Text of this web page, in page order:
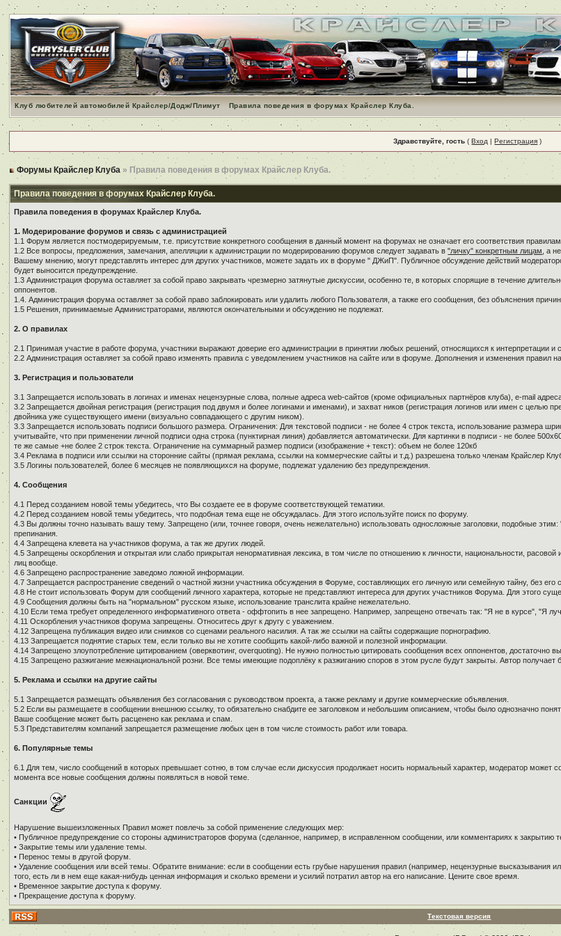
Клуб любителей автомобилей Крайслер/Додж/Плимут Правила поведения в форумах Крайслер Клуба.
Здравствуйте, гость (Вход |Регистрация )
Форумы Крайслер Клуба » Правила поведения в форумах Крайслер Клуба.
Правила поведения в форумах Крайслер Клуба.
Правила поведения в форумах Крайслер Клуба.
1. Модерирование форумов и связь с администрацией
1.1 Форум является постмодерируемым, т.е. присутствие конкретного сообщения в данный момент на форумах не означает его соответствия правилам.
1.2 Все вопросы, предложения, замечания, апелляции к администрации по модерированию форумов следует задавать в"личку" конкретным лицам , а
Вашему мнению, могут представлять интерес для других участников, можете задать их в форуме " ДЖиП". Публичное обсуждение действий
будет выносится предупреждение.
1.3 Администрация форума оставляет за собой право закрывать чрезмерно затянутые дискуссии, особенно те, в которых спорящие в течение
оппонентов.
1.4. Администрация форума оставляет за собой право заблокировать или удалить любого Пользователя, а также его сообщения, без объяснения причин.
1.5 Решения, принимаемые Администраторами, являются окончательными и обсуждению не подлежат.
2. О правилах
2.1 Принимая участие в работе форума, участники выражают доверие его администрации в принятии любых решений, относящихся к интерпретации
2.2 Администрация оставляет за собой право изменять правила с уведомлением участников на сайте или в форуме. Дополнения и изменения правил
3. Регистрация и пользователи
3.1 Запрещается использовать в логинах и именах нецензурные слова, полные адреса web-сайтов (кроме официальных партнёров клуба), e-mail адреса
3.2 Запрещается двойная регистрация (регистрация под двумя и более логинами и именами), и захват ников (регистрация логинов или имен с целью
двойника уже существующего имени (визуально совпадающего с другим ником).
3.3 Запрещается использовать подписи большого размера. Ограничения: Для текстовой подписи - не более 4 строк текста, использование размера
учитывайте, что при применении личной подписи одна строка (пунктирная линия) добавляется автоматически. Для картинки в подписи - не более
те же самые +не более 2 строк текста. Ограничение на суммарный размер подписи (изображение + текст): объем не более 120кб
3.4 Реклама в подписи или ссылки на сторонние сайты (прямая реклама, ссылки на коммерческие сайты и т.д.) разрешена только членам Крайслер
3.5 Логины пользователей, более 6 месяцев не появляющихся на форуме, подлежат удалению без предупреждения.
4. Сообщения
4.1 Перед созданием новой темы убедитесь, что Вы создаете ее в форуме соответствующей тематики.
4.2 Перед созданием новой темы убедитесь, что подобная тема еще не обсуждалась. Для этого используйте поиск по форуму.
4.3 Вы должны точно называть вашу тему. Запрещено (или, точнее говоря, очень нежелательно) использовать односложные заголовки, подобные
препинания.
4.4 Запрещена клевета на участников форума, а так же других людей.
4.5 Запрещены оскорбления и открытая или слабо прикрытая ненормативная лексика, в том числе по отношению к личности, национальности,
лиц вообще.
4.6 Запрещено распространение заведомо ложной информации.
4.7 Запрещается распространение сведений о частной жизни участника обсуждения в Форуме, составляющих его личную или семейную тайну, без его
4.8 Не стоит использовать Форум для сообщений личного характера, которые не представляют интереса для других участников Форума. Для этого
4.9 Сообщения должны быть на "нормальном" русском языке, использование транслита крайне нежелательно.
4.10 Если тема требует определенного информативного ответа - оффтопить в нее запрещено. Например, запрещено отвечать так: "Я не в курсе", "Я
4.11 Оскорбления участников форума запрещены. Относитесь друг к другу с уважением.
4.12 Запрещена публикация видео или снимков со сценами реального насилия. А так же ссылки на сайты содержащие порнографию.
4.13 Запрещается поднятие старых тем, если только вы не хотите сообщить какой-либо важной и полезной информации.
4.14 Запрещено злоупотребление цитированием (оверквотинг, overquoting). Не нужно полностью цитировать сообщения всех оппонентов, достаточно
4.15 Запрещено разжигание межнациональной розни. Все темы имеющие подоплёку к разжиганию споров в этом русле будут закрыты. Автор получает
5. Реклама и ссылки на другие сайты
5.1 Запрещается размещать объявления без согласования с руководством проекта, а также рекламу и другие коммерческие объявления.
5.2 Если вы размещаете в сообщении внешнюю ссылку, то обязательно снабдите ее заголовком и небольшим описанием, чтобы было однозначно
Ваше сообщение может быть расценено как реклама и спам.
5.3 Представителям компаний запрещается размещение любых цен в том числе стоимость работ или товара.
6. Популярные темы
6.1 Для тем, число сообщений в которых превышает сотню, в том случае если дискуссия продолжает носить нормальный характер, модератор может
момента все новые сообщения должны появляться в новой теме.
Санкции
Нарушение вышеизложенных Правил может повлечь за собой применение следующих мер:
• Публичное предупреждение со стороны администраторов форума (сделанное, например, в исправленном сообщении, или комментариях к закрытию
• Закрытие темы или удаление темы.
• Перенос темы в другой форум.
• Удаление сообщения или всей темы. Обратите внимание: если в сообщении есть грубые нарушения правил (например, нецензурные высказывания
того, есть ли в нем еще какая-нибудь ценная информация и сколько времени и усилий потратил автор на его написание. Цените свое время.
• Временное закрытие доступа к форуму.
• Прекращение доступа к форуму.
Текстовая версия